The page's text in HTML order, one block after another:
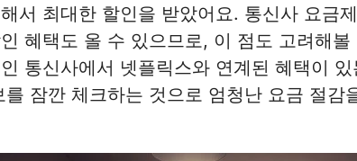
서 최대한 할인을 받았어요. 통신사 요금
혜택도 올 수 있으므로, 이 점도 고려해볼
통신사에서 넷플릭스와 연계된 혜택이
잠깐 체크하는 것으로 엄청난 요금 절감